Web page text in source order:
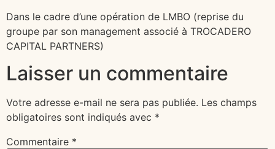
Dans le cadre d’une opération de LMBO (reprise du
groupe par son management associé à TROCADERO
CAPITAL PARTNERS)
Laisser un commentaire
Votre adresse e-mail ne sera pas publiée. Les champs
obligatoires sont indiqués avec *
Commentaire *